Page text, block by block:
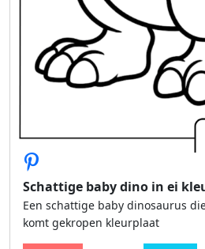
Schattige baby dino in ei
Een schattige baby dinosaurus
komt gekropen kleurplaat